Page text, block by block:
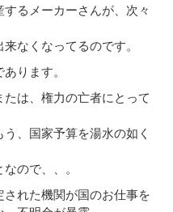
るメーカーさんが、次々
なくなってるのです。
ります。
は、権力の亡者にとって
、国家予算を湯水の如く
ので、、。
れた機関が国のお仕事を